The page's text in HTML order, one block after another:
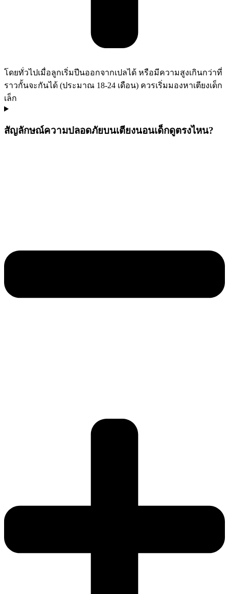
โดยทั่วไปเมื่อลูกเริ่มปีนออกจากเปลได้ หรือมีความสูงเกินกว่าที่
ราวกั้นจะกันได้ (ประมาณ 18-24 เดือน) ควรเริ่มมองหาเตียงเด็ก
เล็ก
สัญลักษณ์ความปลอดภัยบนเตียงนอนเด็กดูตรงไหน?